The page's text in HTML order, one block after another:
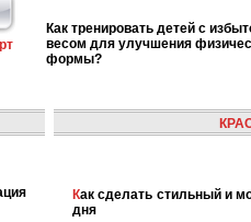
Как тренировать детей с
весом для улучшения
формы?
Как сделать стильный и модный макияж для каждого
дня